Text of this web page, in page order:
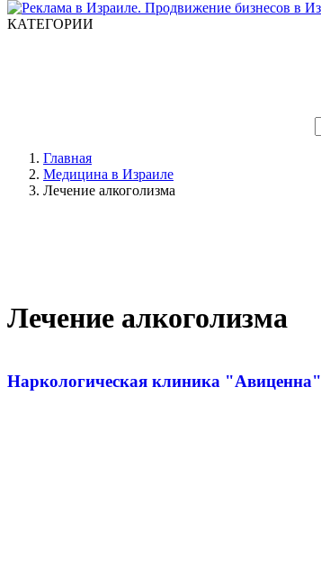
КАТЕГОРИИ
Главная
Медицина в Израиле
Лечение алкоголизма
Лечение алкоголизма
Наркологическая клиника "Авиценна"